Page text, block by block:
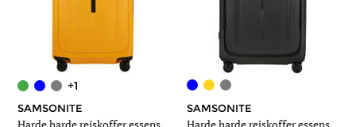
+1
SAMSONITE SAMSONITE